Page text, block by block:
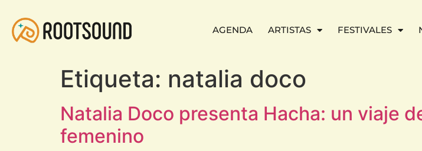
AGENDA ARTISTAS FESTIVALES
Etiqueta: natalia doco
Natalia Doco presenta Hacha: un viaje
femenino